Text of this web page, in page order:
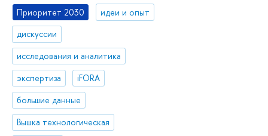
Приоритет 2030
идеи и опыт
дискуссии
исследования и аналитика
экспертиза
iFORA
большие данные
Вышка технологическая